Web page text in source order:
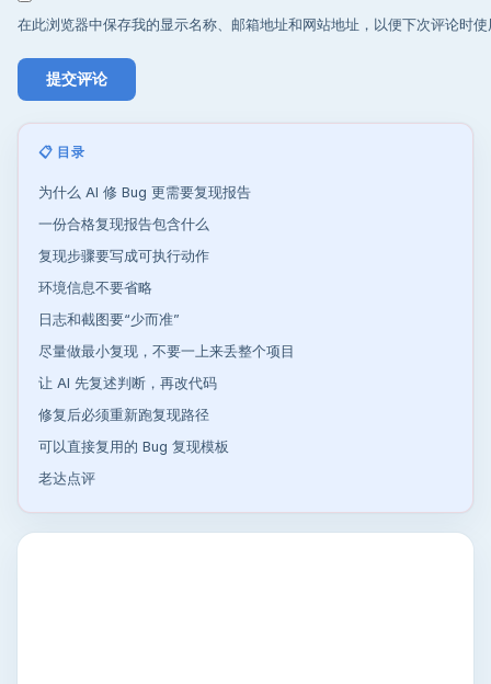
在此浏览器中保存我的显示名称、邮箱地址和网站地址，以便下次评论时使
📋 目录
为什么 AI 修 Bug 更需要复现报告
一份合格复现报告包含什么
复现步骤要写成可执行动作
环境信息不要省略
日志和截图要“少而准”
尽量做最小复现，不要一上来丢整个项目
让 AI 先复述判断，再改代码
修复后必须重新跑复现路径
可以直接复用的 Bug 复现模板
老达点评